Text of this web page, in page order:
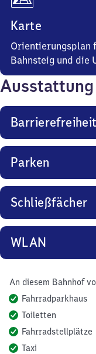
Karte
Orientierungsplan
Bahnsteig und die
Ausstattung
Barrierefreiheit
Parken
Schließfächer
WLAN
An diesem Bahnhof
Fahrradparkhaus
Toiletten
Fahrradstellplätze
Taxi